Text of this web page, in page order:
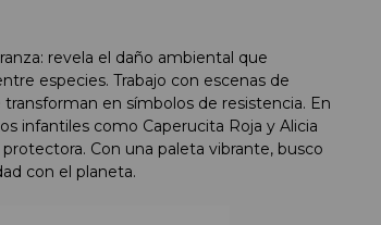
revela el daño ambiental que
especies. Trabajo con escenas de
en símbolos de resistencia. En
infantiles como Caperucita Roja y Alicia
Con una paleta vibrante, busco
con el planeta.